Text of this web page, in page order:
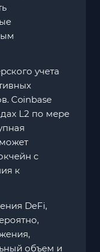
учета
Coinbase
L2 по мере
с
к
DeFi,
объем и